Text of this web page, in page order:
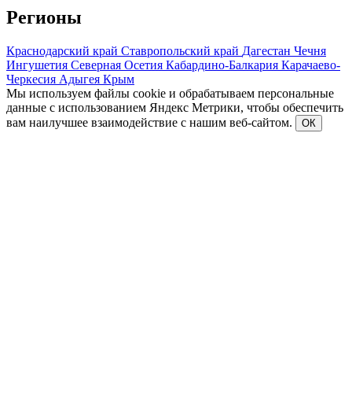
Регионы
Краснодарский край Ставропольский край Дагестан Чечня
Ингушетия Северная Осетия Кабардино-Балкария Карачаево-
Черкесия Адыгея Крым
Мы используем файлы cookie и обрабатываем персональные
данные с использованием Яндекс Метрики, чтобы обеспечить
вам наилучшее взаимодействие с нашим веб-сайтом.
ОК